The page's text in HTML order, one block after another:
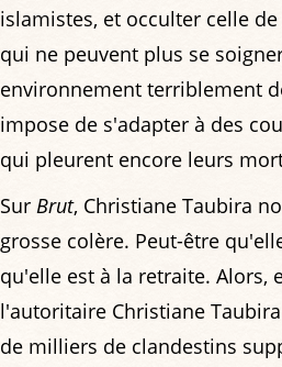
islamistes, et occulter celle
qui ne peuvent plus se
environnement terriblement
impose de s'adapter à des
qui pleurent encore leurs
Sur Brut, Christiane Taubira
grosse colère. Peut-être
qu'elle est à la retraite. Alors,
l'autoritaire Christiane
de milliers de clandestins